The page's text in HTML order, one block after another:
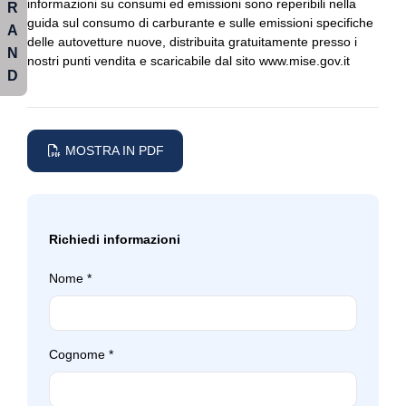
Radio dab
Regolatore di velocità - cruise control
Sedili posteriori regolabili
Selettore stile di guida
Servosterzo
Sistema di chiamata d'emergenza
Sistema di riconoscimento stanchezza guidatore
Fari automatici e sensore pioggia
Fari posteriori a led
Garanzia aggiuntiva best4
Illuminazione abitacolo
Impianto di scarico
Interni in pelle
Pacchetto
informazioni su consumi ed emissioni sono reperibili nella
guida sul consumo di carburante e sulle emissioni specifiche
delle autovetture nuove, distribuita gratuitamente presso i
nostri punti vendita e scaricabile dal sito www.mise.gov.it
MOSTRA IN PDF
Richiedi informazioni
Nome *
Cognome *
R
A
N
D